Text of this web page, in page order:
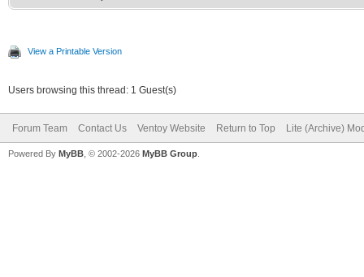
View a Printable Version
Users browsing this thread: 1 Guest(s)
Forum Team Contact Us Ventoy Website Return to Top Lite (Archive)
Powered By MyBB , © 2002-2026 MyBB Group